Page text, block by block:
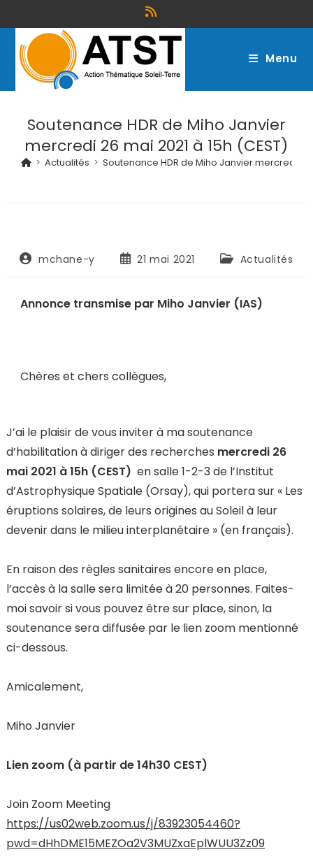
Menu
Soutenance HDR de Miho Janvier
mercredi 26 mai 2021 à 15h (CEST)
> Actualités > Soutenance HDR de Miho Janvier mercredi 26
mchane-y 21 mai 2021 Actualités
Annonce transmise par Miho Janvier (IAS)
Chères et chers collègues,
J’ai le plaisir de vous inviter à ma soutenance
d’habilitation à diriger des recherches mercredi 26
mai 2021 à 15h (CEST) en salle 1-2-3 de l’Institut
d’Astrophysique Spatiale (Orsay), qui portera sur « Les
éruptions solaires, de leurs origines au Soleil à leur
devenir dans le milieu interplanétaire » (en français).
En raison des règles sanitaires encore en place,
l’accès à la salle sera limitée à 20 personnes. Faites-
moi savoir si vous pouvez être sur place, sinon, la
soutenance sera diffusée par le lien zoom mentionné
ci-dessous.
Amicalement,
Miho Janvier
Lien zoom (à partir de 14h30 CEST)
Join Zoom Meeting
https://us02web.zoom.us/j/83923054460?
pwd=dHhDME15MEZOa2V3MUZxaEplWUU3Zz09